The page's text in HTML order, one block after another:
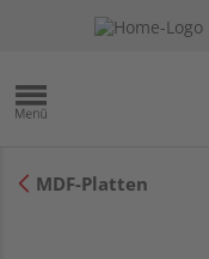
MDF-Platten